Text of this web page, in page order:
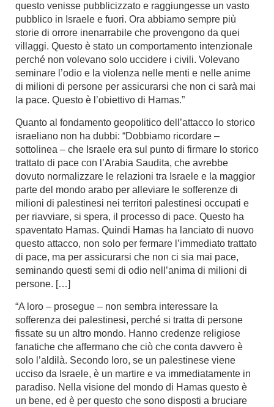
questo venisse pubblicizzato e raggiungesse un vasto
pubblico in Israele e fuori. Ora abbiamo sempre più
storie di orrore inenarrabile che provengono da quei
villaggi. Questo è stato un comportamento intenzionale
perché non volevano solo uccidere i civili. Volevano
seminare l’odio e la violenza nelle menti e nelle anime
di milioni di persone per assicurarsi che non ci sarà mai
la pace. Questo è l’obiettivo di Hamas.”
Quanto al fondamento geopolitico dell’attacco lo storico
israeliano non ha dubbi: “Dobbiamo ricordare ­–
sottolinea – che Israele era sul punto di firmare lo storico
trattato di pace con l’Arabia Saudita, che avrebbe
dovuto normalizzare le relazioni tra Israele e la maggior
parte del mondo arabo per alleviare le sofferenze di
milioni di palestinesi nei territori palestinesi occupati e
per riavviare, si spera, il processo di pace. Questo ha
spaventato Hamas. Quindi Hamas ha lanciato di nuovo
questo attacco, non solo per fermare l’immediato trattato
di pace, ma per assicurarsi che non ci sia mai pace,
seminando questi semi di odio nell’anima di milioni di
persone. […]
“A loro – prosegue – non sembra interessare la
sofferenza dei palestinesi, perché si tratta di persone
fissate su un altro mondo. Hanno credenze religiose
fanatiche che affermano che ciò che conta davvero è
solo l’aldilà. Secondo loro, se un palestinese viene
ucciso da Israele, è un martire e va immediatamente in
paradiso. Nella visione del mondo di Hamas questo è
un bene, ed è per questo che sono disposti a bruciare